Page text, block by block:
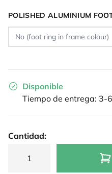
POLISHED ALUMINIUM
Disponible
Tiempo de entrega: 3-
Cantidad: